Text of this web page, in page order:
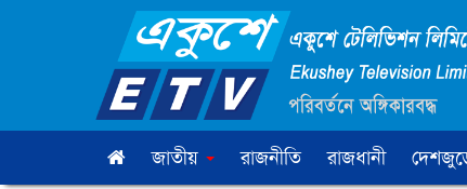
জাতীয় রাজনীতি রাজধানী